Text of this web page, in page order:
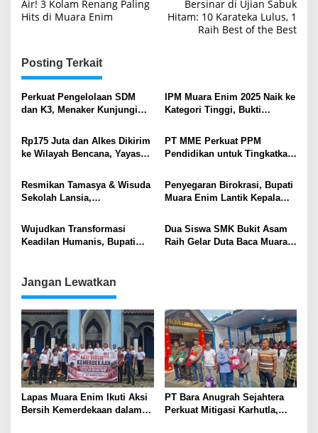
Air! 3 Kolam Renang Paling
Hits di Muara Enim
Bersinar di Ujian Sabuk
Hitam: 10 Karateka Lulus, 1
Raih Best of the Best
Posting Terkait
Perkuat Pengelolaan SDM
dan K3, Menaker Kunjungi
IPM Muara Enim 2025 Naik ke
Kategori Tinggi, Bukti
SDM
Rp175 Juta dan Alkes Dikirim
ke Wilayah Bencana, Yayasan
Bantuan Kemanusiaan
PT MME Perkuat PPM
Pendidikan untuk Tingkatkan
Tambang
Resmikan Tamasya & Wisuda
Sekolah Lansia,
Langkah Nyata Pemkab.
Muara Enim Wujudkan
Keluarga Berkualitas
Penyegaran Birokrasi, Bupati
Muara Enim Lantik Kepala
PMD .
Wujudkan Transformasi
Keadilan Humanis, Bupati
Dua Siswa SMK Bukit Asam
Raih Gelar Duta Baca Muara
Jangan Lewatkan
Lapas Muara Enim Ikuti Aksi
Bersih Kemerdekaan dalam
PT Bara Anugrah Sejahtera
Perkuat Mitigasi Karhutla,